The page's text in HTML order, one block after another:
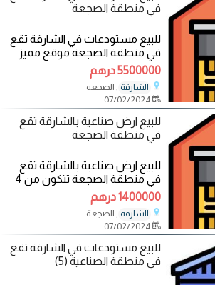
في منطقة الصجعة
للبيع مستودعات في الشارقة تقع
في منطقة الصجعة موقع مميز
مستودعات مقسمة
5500000 درهم
الشارقة , الصجعة
للبيع ارض صناعية بالشارقة تقع
في منطقة الصجعة
للبيع ارض صناعية بالشارقة تقع
في منطقة الصجعة تتكون من 4
مستودعات في الشارقة تقع في
منطقة الصجعة
1400000 درهم
الشارقة , الصجعة
للبيع مستودعات في الشارقة تقع
في منطقة الصناعية (5)